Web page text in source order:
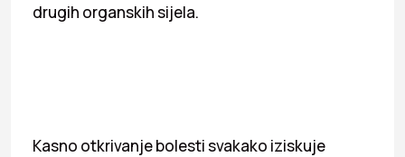
drugih organskih sijela.
Kasno otkrivanje bolesti svakako iziskuje